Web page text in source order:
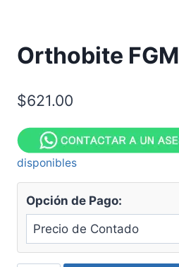
Orthobite FGM
$621.00
disponibles
Opción de Pago: